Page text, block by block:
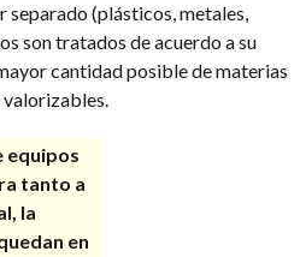
separado (plásticos, metales,
son tratados de acuerdo a su
cantidad posible de materias
valorizables.
equipos
tanto a
la
en